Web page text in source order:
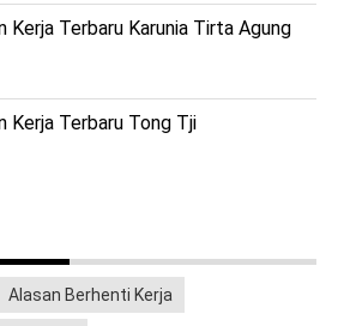
Kerja Terbaru Karunia Tirta Agung
Kerja Terbaru Tong Tji
Alasan Berhenti Kerja